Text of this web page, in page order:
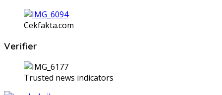
Cekfakta.com
Verifier
Trusted news indicators